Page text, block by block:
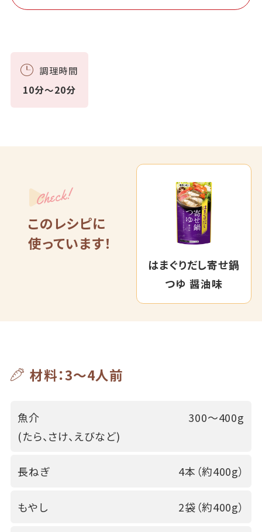
調理時間
10分～20分
Check!
このレシピに
使っています！
はまぐりだし寄せ鍋
つゆ 醤油味
材料：3～4人前
魚介
(たら、さけ、えびなど)
300～400g
長ねぎ 4本（約400g）
もやし 2袋（約400g）